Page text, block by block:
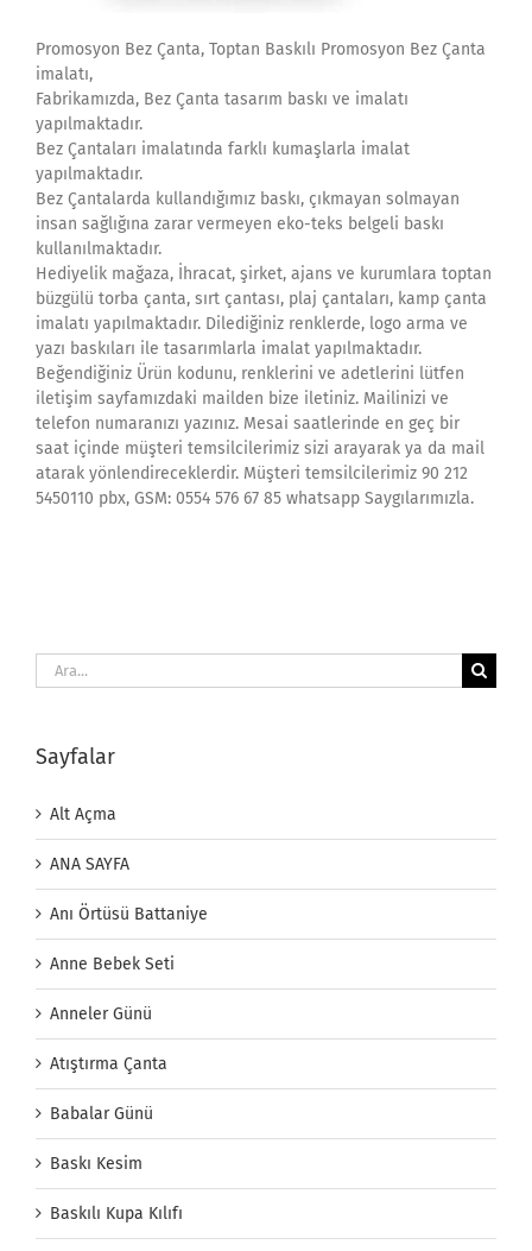
Promosyon Bez Çanta, Toptan Baskılı Promosyon Bez Çanta
imalatı,
Fabrikamızda, Bez Çanta tasarım baskı ve imalatı
yapılmaktadır.
Bez Çantaları imalatında farklı kumaşlarla imalat
yapılmaktadır.
Bez Çantalarda kullandığımız baskı, çıkmayan solmayan
insan sağlığına zarar vermeyen eko-teks belgeli baskı
kullanılmaktadır.
Hediyelik mağaza, İhracat, şirket, ajans ve kurumlara toptan
büzgülü torba çanta, sırt çantası, plaj çantaları, kamp çanta
imalatı yapılmaktadır. Dilediğiniz renklerde, logo arma ve
yazı baskıları ile tasarımlarla imalat yapılmaktadır.
Beğendiğiniz Ürün kodunu, renklerini ve adetlerini lütfen
iletişim sayfamızdaki mailden bize iletiniz. Mailinizi ve
telefon numaranızı yazınız. Mesai saatlerinde en geç bir
saat içinde müşteri temsilcilerimiz sizi arayarak ya da mail
atarak yönlendireceklerdir. Müşteri temsilcilerimiz 90 212
5450110 pbx, GSM: 0554 576 67 85 whatsapp Saygılarımızla.
Ara:
Sayfalar
Alt Açma
ANA SAYFA
Anı Örtüsü Battaniye
Anne Bebek Seti
Anneler Günü
Atıştırma Çanta
Babalar Günü
Baskı Kesim
Baskılı Kupa Kılıfı